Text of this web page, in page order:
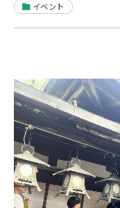
イベント